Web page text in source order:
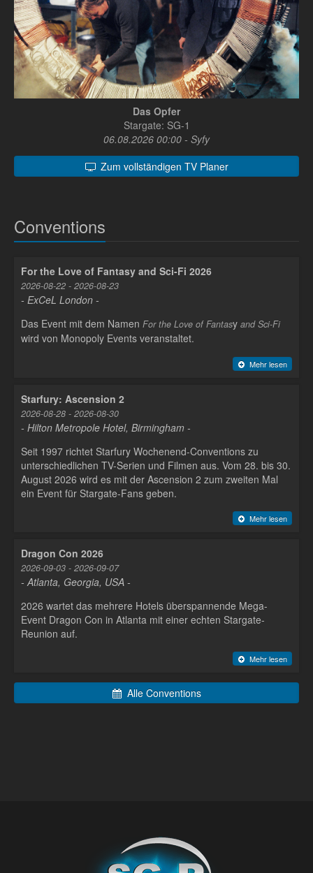
Das Opfer
Stargate: SG-1
06.08.2026 00:00 - Syfy
Zum vollständigen TV Planer
Conventions
For the Love of Fantasy and Sci-Fi 2026
2026-08-22 - 2026-08-23
- ExCeL London -
Das Event mit dem Namen For the Love of Fantasy and Sci-Fi
wird von Monopoly Events veranstaltet.
Mehr lesen
Starfury: Ascension 2
2026-08-28 - 2026-08-30
- Hilton Metropole Hotel, Birmingham -
Seit 1997 richtet Starfury Wochenend-Conventions zu
unterschiedlichen TV-Serien und Filmen aus. Vom 28. bis 30.
August 2026 wird es mit der Ascension 2 zum zweiten Mal
ein Event für Stargate-Fans geben.
Mehr lesen
Dragon Con 2026
2026-09-03 - 2026-09-07
- Atlanta, Georgia, USA -
2026 wartet das mehrere Hotels überspannende Mega-
Event Dragon Con in Atlanta mit einer echten Stargate-
Reunion auf.
Mehr lesen
Alle Conventions